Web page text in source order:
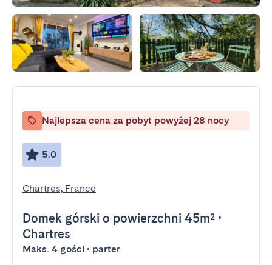
Najlepsza cena za pobyt powyżej 28 nocy
5.0
Chartres, France
Domek górski o powierzchni 45m² •
Chartres
Maks. 4 gości • parter